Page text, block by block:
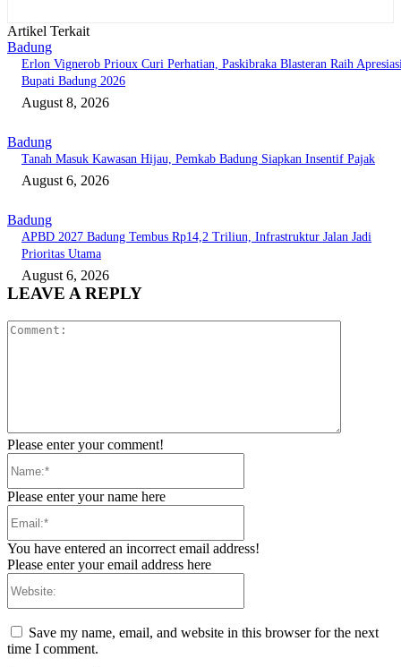
Artikel Terkait
Badung
Erlon Vignerob Prioux Curi Perhatian, Paskibraka Blasteran Raih
Bupati Badung 2026
August 8, 2026
Badung
Tanah Masuk Kawasan Hijau, Pemkab Badung Siapkan Insentif Pajak
August 6, 2026
Badung
APBD 2027 Badung Tembus Rp14,2 Triliun, Infrastruktur Jalan Jadi
Prioritas Utama
August 6, 2026
LEAVE A REPLY
Please enter your comment!
Please enter your name here
You have entered an incorrect email address!
Please enter your email address here
Save my name, email, and website in this browser for the next
time I comment.